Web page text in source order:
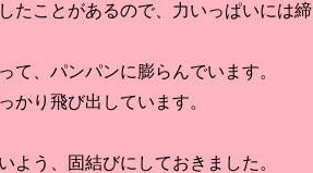
たことがあるので、力いっぱいには締
、パンパンに膨らんでいます。
り飛び出しています。
う、固結びにしておきました。